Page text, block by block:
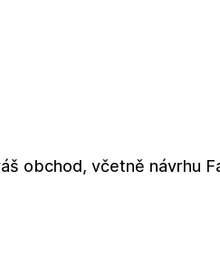
obchod, včetně návrhu